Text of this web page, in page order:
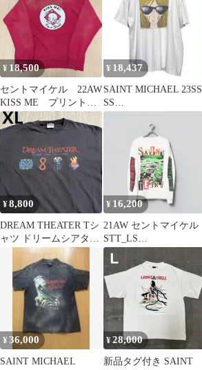
¥ 18,500
セントマイケル 22AW
KISS ME プリントス
ウェット サイズXL
¥ 18,437
SAINT MICHAEL 23SS
SS
TEE/SUNGLASS/WHIT
E ヴィンテージ加工プ
リントTシャツ カット
ソー T-shirt Mxxxxxx セ
ントマイケル
¥8,800
DREAM THEATER Tシ
ャツ ドリームシアター
ペトルーシ ヴィンテー
¥ 16,200
21AW セントマイケル
STT_LS
TEE_LANDSCAPE
¥36,000
SAINT MICHAEL
¥28,000
新品タグ付き SAINT